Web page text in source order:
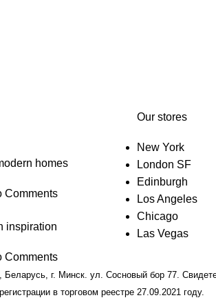
homes
Comments
inspiration
Comments
Our stores
New York
London SF
Edinburgh
Los Angeles
Chicago
Las Vegas
г. Минск. ул. Сосновый бор 77.
в торговом реестре 27.09.2021 году.